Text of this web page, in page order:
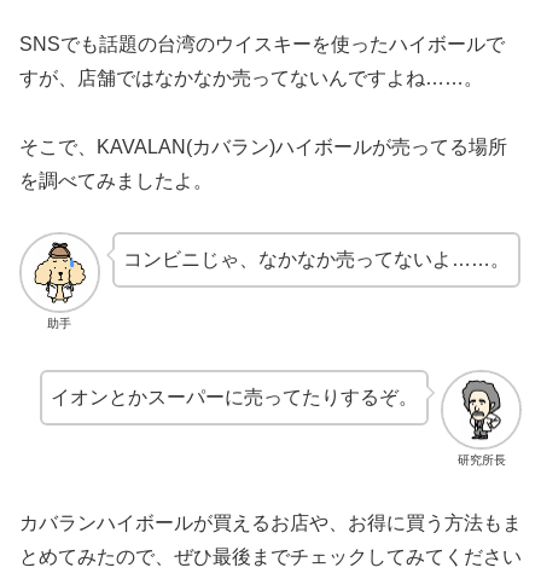
SNSでも話題の台湾のウイスキーを使ったハイボールで
すが、店舗ではなかなか売ってないんですよね……。
そこで、KAVALAN(カバラン)ハイボールが売ってる場所
を調べてみましたよ。
助手
コンビニじゃ、なかなか売ってないよ……。
研究所長
イオンとかスーパーに売ってたりするぞ。
カバランハイボールが買えるお店や、お得に買う方法もま
とめてみたので、ぜひ最後までチェックしてみてください